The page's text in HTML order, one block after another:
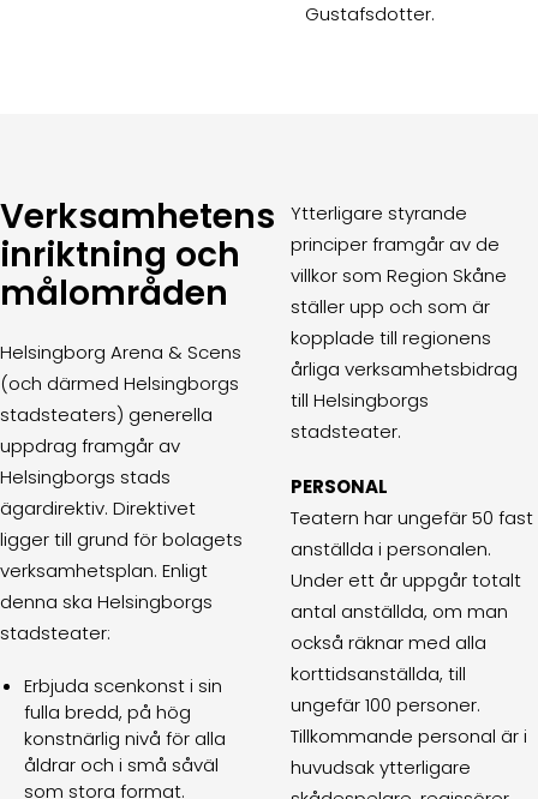
Gustafsdotter.
Verksamhetens
inriktning och
målområden
Helsingborg Arena & Scens
(och därmed Helsingborgs
stadsteaters) generella
uppdrag framgår av
Helsingborgs stads
ägardirektiv. Direktivet
ligger till grund för bolagets
verksamhetsplan. Enligt
denna ska Helsingborgs
stadsteater:
Erbjuda scenkonst i sin
fulla bredd, på hög
konstnärlig nivå för alla
åldrar och i små såväl
som stora format.
Ytterligare styrande
principer framgår av de
villkor som Region Skåne
ställer upp och som är
kopplade till regionens
årliga verksamhetsbidrag
till Helsingborgs
stadsteater.
PERSONAL
Teatern har ungefär 50 fast
anställda i personalen.
Under ett år uppgår totalt
antal anställda, om man
också räknar med alla
korttidsanställda, till
ungefär 100 personer.
Tillkommande personal är i
huvudsak ytterligare